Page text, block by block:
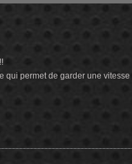
permet de garder une